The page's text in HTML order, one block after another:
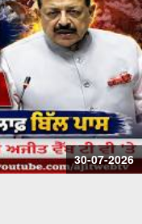
30-07-2026